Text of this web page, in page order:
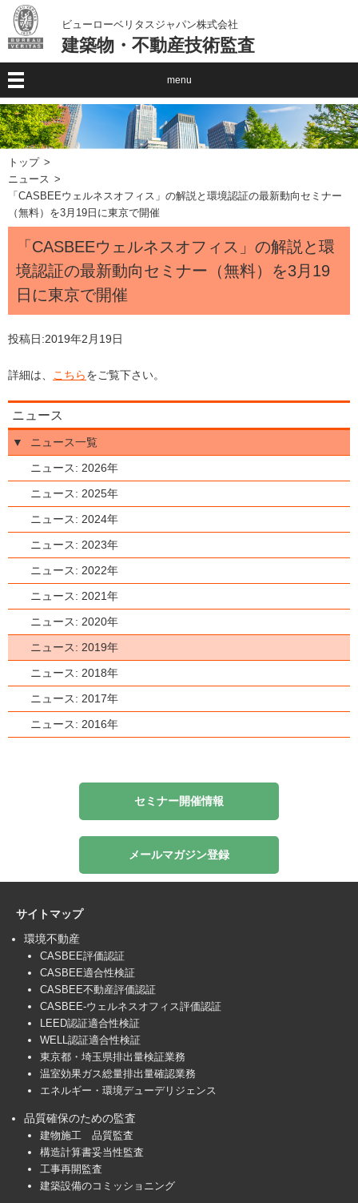
ビューローベリタスジャパン株式会社
建築物・不動産技術監査
menu
トップ
ニュース
「CASBEEウェルネスオフィス」の解説と環境認証の最新動向セミナー
（無料）を3月19日に東京で開催
「CASBEEウェルネスオフィス」の解説と環
境認証の最新動向セミナー（無料）を3月19
日に東京で開催
投稿日:2019年2月19日
詳細は、 こちらをご覧下さい。
ニュース
▼
ニュース一覧
ニュース: 2026年
ニュース: 2025年
ニュース: 2024年
ニュース: 2023年
ニュース: 2022年
ニュース: 2021年
ニュース: 2020年
ニュース: 2019年
ニュース: 2018年
ニュース: 2017年
ニュース: 2016年
セミナー開催情報
メールマガジン登録
サイトマップ
環境不動産
CASBEE評価認証
CASBEE適合性検証
CASBEE不動産評価認証
CASBEE-ウェルネスオフィス評価認証
LEED認証適合性検証
WELL認証適合性検証
東京都・埼玉県排出量検証業務
温室効果ガス総量排出量確認業務
エネルギー・環境デューデリジェンス
品質確保のための監査
建物施工 品質監査
構造計算書妥当性監査
工事再開監査
建築設備のコミッショニング